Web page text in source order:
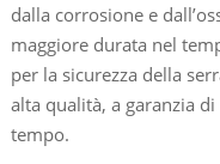
dalla corrosione e
maggiore durata nel
per la sicurezza della
alta qualità, a garanzia
tempo.​